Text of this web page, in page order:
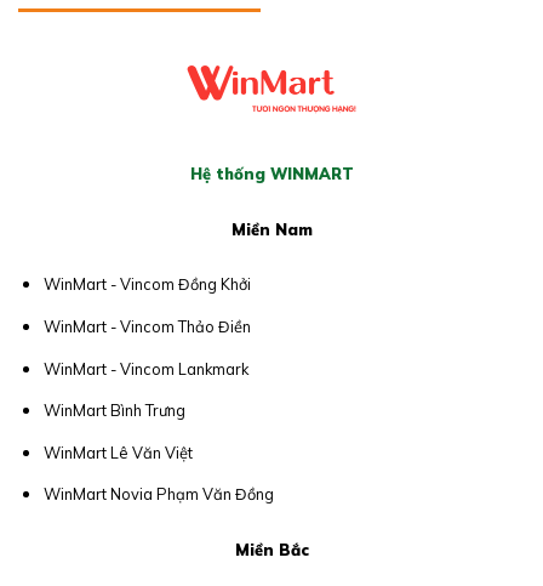
Hệ thống WINMART
Miền Nam
WinMart - Vincom Đồng Khởi
WinMart - Vincom Thảo Điền
WinMart - Vincom Lankmark
WinMart Bình Trưng
WinMart Lê Văn Việt
WinMart Novia Phạm Văn Đồng
Miền Bắc